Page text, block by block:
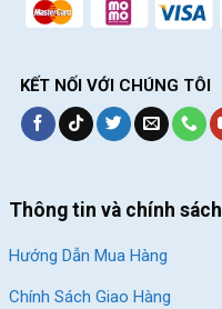
Yên xe bọc da độc đáo
KẾT NỐI VỚI CHÚNG TÔI
Thông tin và chính sách
Hướng Dẫn Mua Hàng
Chính Sách Giao Hàng